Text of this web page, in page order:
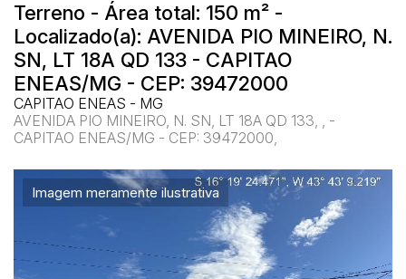
Terreno - Área total: 150 m² -
Localizado(a): AVENIDA PIO MINEIRO, N.
SN, LT 18A QD 133 - CAPITAO
ENEAS/MG - CEP: 39472000
CAPITAO ENEAS - MG
AVENIDA PIO MINEIRO, N. SN, LT 18A QD 133, , -
CAPITAO ENEAS/MG - CEP: 39472000,
Imagem meramente ilustrativa